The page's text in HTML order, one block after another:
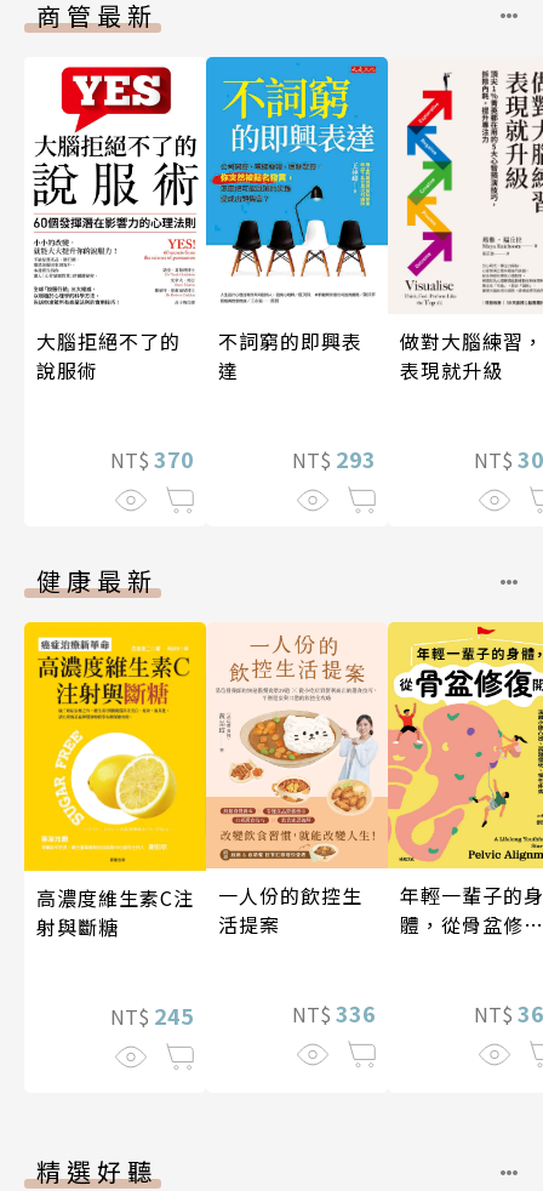
商管最新
大腦拒絕不了的
說服術
NT$ 370
不詞窮的即興表
達
NT$ 293
做對大腦練習，
表現就升級
NT$
健康最新
高濃度維生素C注
射與斷糖
NT$ 245
一人份的飲控生
活提案
NT$ 336
年輕一輩子的身
體，從骨盆修復
動」，遠離小腹
凸出、肩頸僵
硬、慢性疼痛
NT$
精選好聽